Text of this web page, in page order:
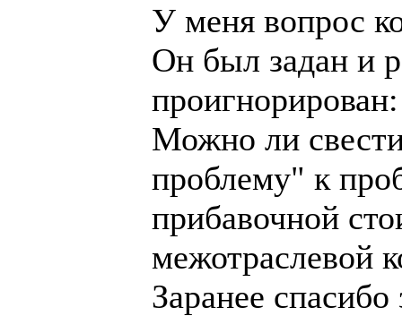
У меня вопрос
Он был задан и
проигнорирован:
Можно ли
проблему" к
прибавочной
межотраслевой
Заранее